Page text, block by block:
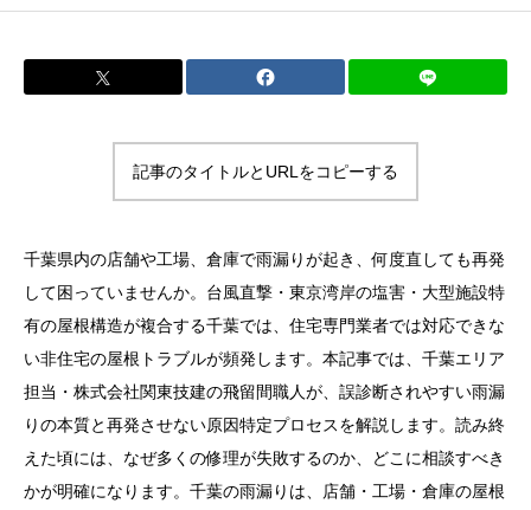
記事のタイトルとURLをコピーする
千葉県内の店舗や工場、倉庫で雨漏りが起き、何度直しても再発
して困っていませんか。台風直撃・東京湾岸の塩害・大型施設特
有の屋根構造が複合する千葉では、住宅専門業者では対応できな
い非住宅の屋根トラブルが頻発します。本記事では、千葉エリア
担当・株式会社関東技建の飛留間職人が、誤診断されやすい雨漏
りの本質と再発させない原因特定プロセスを解説します。読み終
えた頃には、なぜ多くの修理が失敗するのか、どこに相談すべき
かが明確になります。千葉の雨漏りは、店舗・工場・倉庫の屋根